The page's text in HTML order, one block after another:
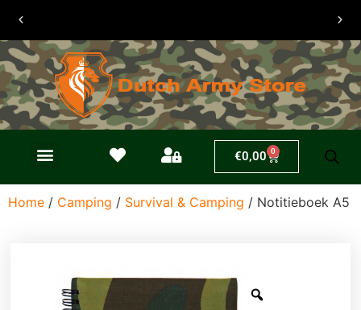
30 dagen
retouren
€0,00 0
Home / Camping / Survival & Camping / Notitieboek A5